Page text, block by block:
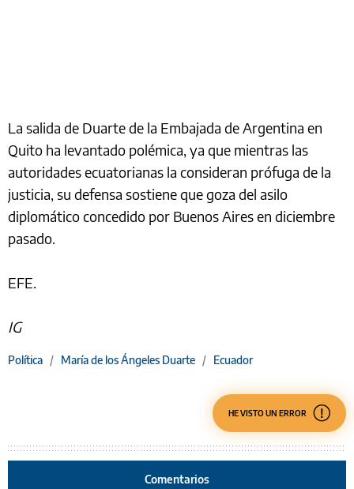
La salida de Duarte de la Embajada de Argentina en
Quito ha levantado polémica, ya que mientras las
autoridades ecuatorianas la consideran prófuga de la
justicia, su defensa sostiene que goza del asilo
diplomático concedido por Buenos Aires en diciembre
pasado.
EFE.
IG
Política / María de los Ángeles Duarte / Ecuador
HE VISTO UN ERROR
Comentarios